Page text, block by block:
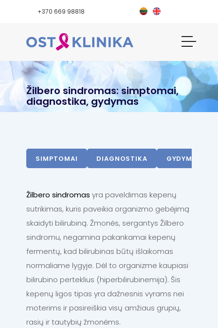
+370 669 98818
Žilbero sindromas: simptomai,
diagnostika, gydymas
SIMPTOMAI DIAGNOSTIKA GYDYMAS
Žilbero sindromas yra paveldimas kepenų
sutrikimas, kuris paveikia organizmo gebėjimą
skaidyti bilirubiną. Žmonės, sergantys Žilbero
sindromu, negamina pakankamai kepenų
fermentų, kad bilirubinas būtų išlaikomas
normaliame lygyje. Dėl to organizme kaupiasi
bilirubino perteklius (hiperbilirubinemija). Šis
kepenų ligos tipas yra dažnesnis vyrams nei
moterims ir pasireiškia visų amžiaus grupių,
rasių ir tautybių žmonėms.